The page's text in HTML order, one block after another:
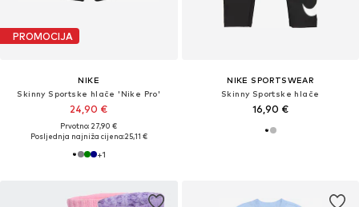
PROMOCIJA
NIKE
Skinny Sportske hlače 'Nike Pro'
24,90 €
Prvotno: 27,90 €
Posljednja najniža cijena:25,11 €
+1
NIKE SPORTSWEAR
Skinny Sportske hlače
16,90 €